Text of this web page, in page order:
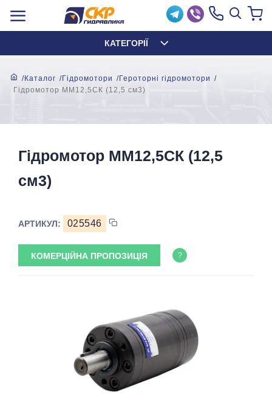
КАТЕГОРІЇ
Каталог Гідромотори
Героторні гідромотори
Гідромотор MМ12,5СК (12,5 см3)
Гідромотор MМ12,5СК (12,5
см3)
АРТИКУЛ: 025546
КОМЕРЦІЙНА ПРОПОЗИЦІЯ ?